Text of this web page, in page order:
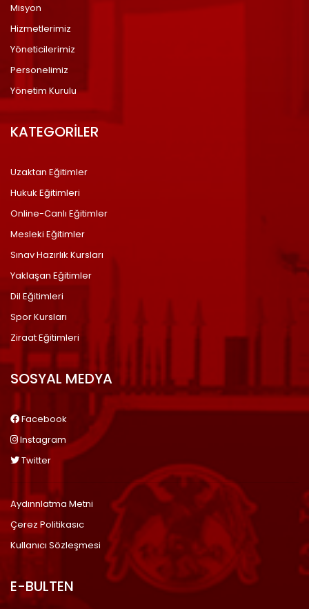
Misyon
Hizmetlerimiz
Yöneticilerimiz
Personelimiz
Yönetim Kurulu
KATEGORİLER
Uzaktan Eğitimler
Hukuk Eğitimleri
Online-Canlı Eğitimler
Mesleki Eğitimler
Sınav Hazırlık Kursları
Yaklaşan Eğitimler
Dil Eğitimleri
Spor Kursları
Ziraat Eğitimleri
SOSYAL MEDYA
Facebook
Instagram
Twitter
Aydınnlatma Metni
Çerez Politikasıc
Kullanıcı Sözleşmesi
E-BULTEN